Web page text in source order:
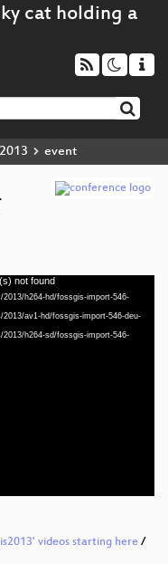
event
not found
h264-hd/fossgis-import-546-
av1-hd/fossgis-import-546-deu-
h264-sd/fossgis-import-546-
videos starting here/